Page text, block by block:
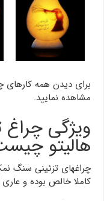
برای دیدن همه
مشاهده نمایید.
ویژگی
هالیتو
چراغهای تزئینی سنگ
کاملا خالص بوده و